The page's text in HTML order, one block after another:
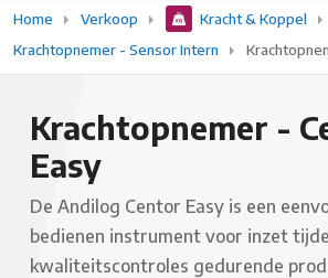
Home Verkoop
Kracht & Koppel
Krachtopnemer - Sensor Intern
Krachtopnemer -
Easy
De Andilog Centor Easy is een
bedienen instrument voor inzet
kwaliteitscontroles gedurende